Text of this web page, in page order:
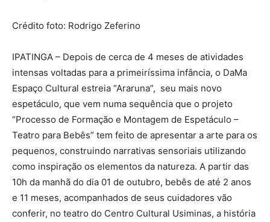
Crédito foto: Rodrigo Zeferino
IPATINGA – Depois de cerca de 4 meses de atividades
intensas voltadas para a primeiríssima infância, o DaMa
Espaço Cultural estreia “Araruna”, seu mais novo
espetáculo, que vem numa sequência que o projeto
“Processo de Formação e Montagem de Espetáculo –
Teatro para Bebês” tem feito de apresentar a arte para os
pequenos, construindo narrativas sensoriais utilizando
como inspiração os elementos da natureza. A partir das
10h da manhã do dia 01 de outubro, bebês de até 2 anos
e 11 meses, acompanhados de seus cuidadores vão
conferir, no teatro do Centro Cultural Usiminas, a história